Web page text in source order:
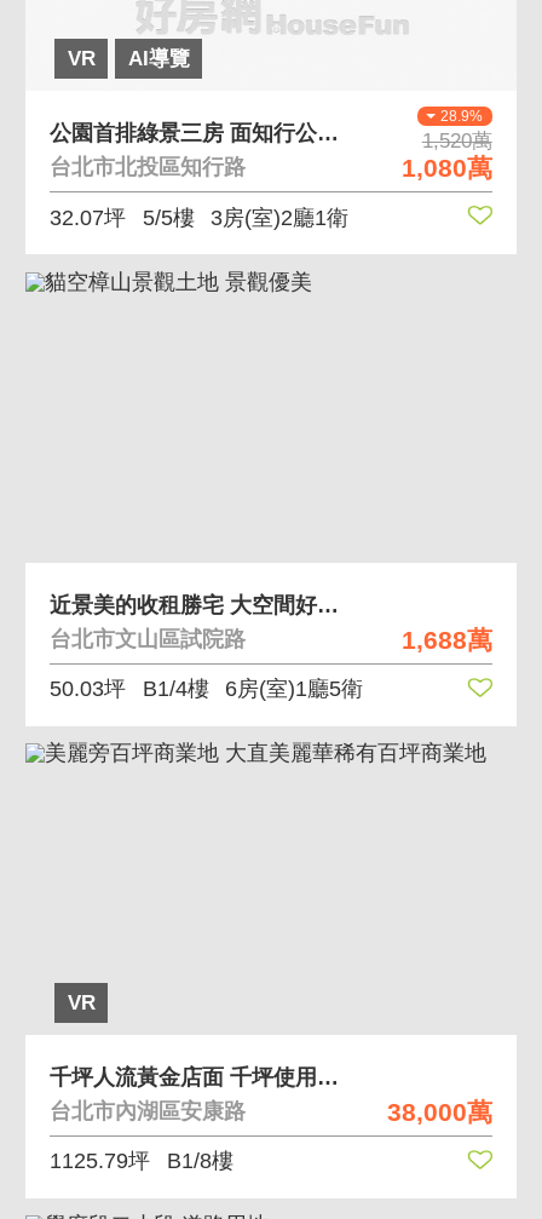
VR AI導覽
28.9%
1,520萬
1,080萬
公園首排綠景三房 面知行公園、生活機能佳
台北市北投區知行路
32.07坪 5/5樓 3房(室)2廳1衛
1,688萬
近景美的收租勝宅 大空間好利用，格局方正
台北市文山區試院路
50.03坪 B1/4樓 6房(室)1廳5衛
VR
38,000萬
千坪人流黃金店面 千坪使用空間、單獨出入口
台北市內湖區安康路
1125.79坪 B1/8樓